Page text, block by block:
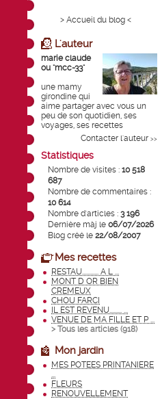
> Accueil du blog <
L'auteur
marie claude
ou "mcc-33"
une mamy
girondine qui
aime partager avec vous un
peu de son quotidien, ses
voyages, ses recettes
Contacter l'auteur >>
Statistiques
Nombre de visites : 10 518
687
Nombre de commentaires :
10 614
Nombre d'articles : 3 196
Dernière màj le 06/07/2026
Blog créé le 22/08/2007
Mes recettes
RESTAU............ A L ...
MONT D OR BIEN
CREMEUX
CHOU FARCI
IL EST REVENU......... ...
VENUE DE MA FILLE ET P ...
> Tous les articles (918)
Mon jardin
MES POTEES PRINTANIERE
...
FLEURS
RENOUVELLEMENT